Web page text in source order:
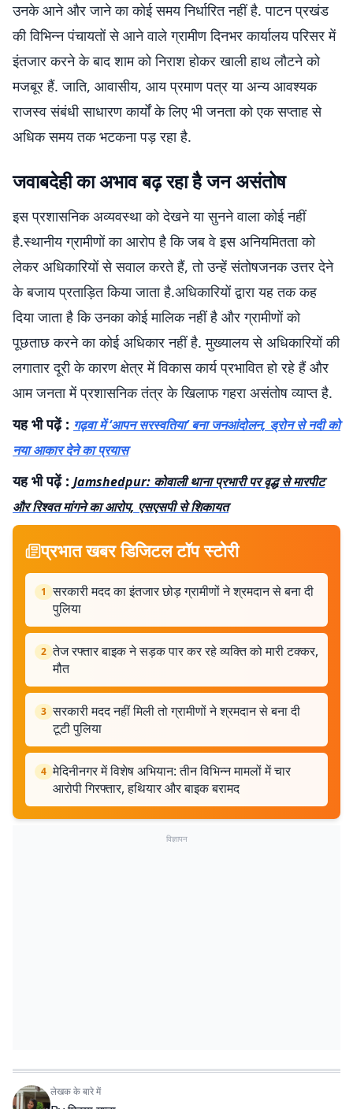
उनके आने और जाने का कोई समय निर्धारित नहीं है. पाटन प्रखंड
की विभिन्न पंचायतों से आने वाले ग्रामीण दिनभर कार्यालय परिसर में
इंतजार करने के बाद शाम को निराश होकर खाली हाथ लौटने को
मजबूर हैं. जाति, आवासीय, आय प्रमाण पत्र या अन्य आवश्यक
राजस्व संबंधी साधारण कार्यों के लिए भी जनता को एक सप्ताह से
अधिक समय तक भटकना पड़ रहा है.
जवाबदेही का अभाव बढ़ रहा है जन असंतोष
इस प्रशासनिक अव्यवस्था को देखने या सुनने वाला कोई नहीं
है.स्थानीय ग्रामीणों का आरोप है कि जब वे इस अनियमितता को
लेकर अधिकारियों से सवाल करते हैं, तो उन्हें संतोषजनक उत्तर देने
के बजाय प्रताड़ित किया जाता है.अधिकारियों द्वारा यह तक कह
दिया जाता है कि उनका कोई मालिक नहीं है और ग्रामीणों को
पूछताछ करने का कोई अधिकार नहीं है. मुख्यालय से अधिकारियों की
लगातार दूरी के कारण क्षेत्र में विकास कार्य प्रभावित हो रहे हैं और
आम जनता में प्रशासनिक तंत्र के खिलाफ गहरा असंतोष व्याप्त है.
यह भी पढ़ें : गढ़वा में ‘आपन सरस्वतिया’ बना जनआंदोलन, ड्रोन से नदी को
नया आकार देने का प्रयास
यह भी पढ़ें : Jamshedpur: कोवाली थाना प्रभारी पर वृद्ध से मारपीट
और रिश्वत मांगने का आरोप, एसएसपी से शिकायत
प्रभात खबर डिजिटल टॉप स्टोरी
1 सरकारी मदद का इंतजार छोड़ ग्रामीणों ने श्रमदान से बना दी
पुलिया
2 तेज रफ्तार बाइक ने सड़क पार कर रहे व्यक्ति को मारी टक्कर,
मौत
3 सरकारी मदद नहीं मिली तो ग्रामीणों ने श्रमदान से बना दी
टूटी पुलिया
4 मेदिनीनगर में विशेष अभियान: तीन विभिन्न मामलों में चार
आरोपी गिरफ्तार, हथियार और बाइक बरामद
विज्ञापन
लेखक के बारे में